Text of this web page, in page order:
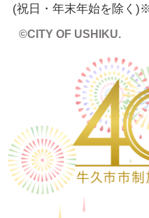
(祝日・年末年始を除く
©CITY OF USHIKU.